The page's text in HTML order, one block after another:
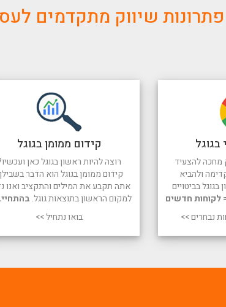
שיווק מתקדמים
קידום ממומן בגוגל
רוצה להיות ראשון בגוגל כאן
קידום ממומן בגוגל הוא הדבר
אתה תקבע את המילים והתקציב ואנו
למקום הראשון בתוצאות גוגל.
בואו נתחיל >>
בגוגל
מחכה להצעיד
ולהביא
בביטויים
לקוחות חדשים
נבחרים >>